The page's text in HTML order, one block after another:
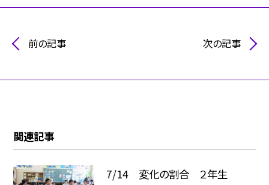
前の記事 次の記事
関連記事
7/14 変化の割合 ２年生